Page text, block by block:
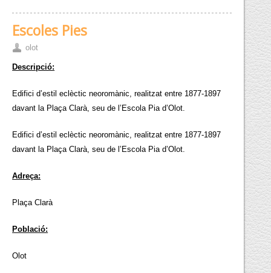
Escoles Pies
olot
Descripció:
Edifici d’estil eclèctic neoromànic, realitzat entre 1877-1897
davant la Plaça Clarà, seu de l’Escola Pia d’Olot.
Edifici d’estil eclèctic neoromànic, realitzat entre 1877-1897
davant la Plaça Clarà, seu de l’Escola Pia d’Olot.
Adreça:
Plaça Clarà
Població:
Olot